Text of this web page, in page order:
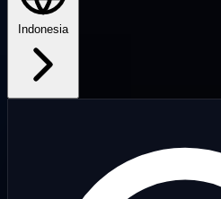
Indonesia